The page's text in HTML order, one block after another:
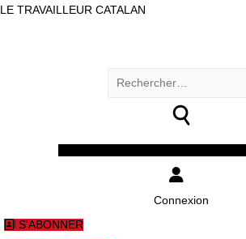
LE TRAVAILLEUR CATALAN
Rechercher :
Connexion
S'ABONNER